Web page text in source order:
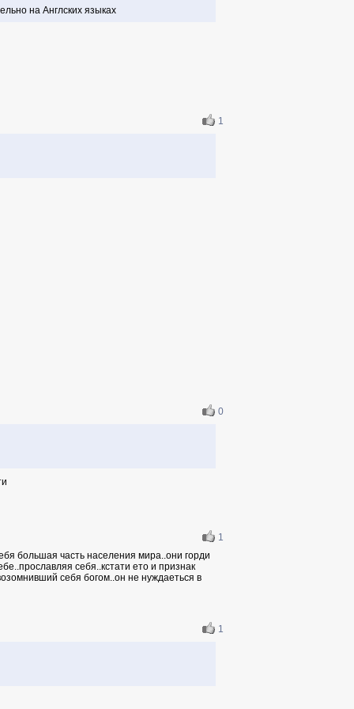
на Англских языках
1
0
1
большая часть населения мира..они горди
себя..кстати ето и признак
себя богом..он не нуждаеться в
1